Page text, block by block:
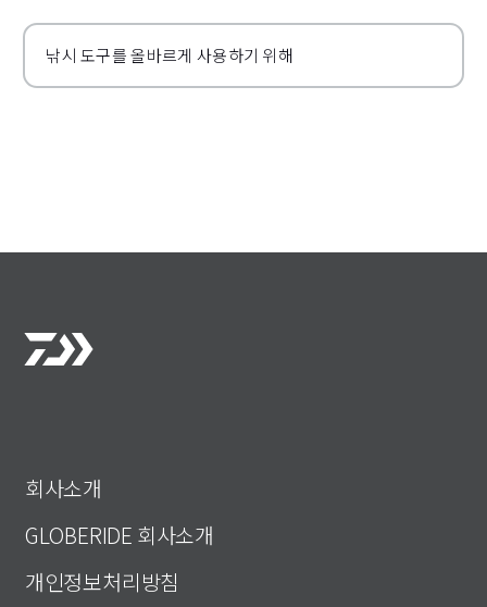
낚시 도구를 올바르게 사용하기 위해
회사소개
GLOBERIDE 회사소개
개인정보처리방침